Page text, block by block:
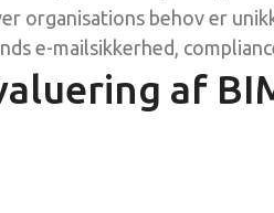
organisations behov er
e-mailsikkerhed,
af